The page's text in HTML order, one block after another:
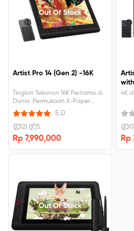
Out Of Stock
Artist Pro 14 (Gen 2) -16K
Tingkat Tekanan 16K Pertama di
Dunia. Permukaan X-Paper
Terbaik untuk Kreasi Imersif.
Bersertifikat TÜV SÜD, cahaya
biru redup, enak dilihat. Δ E＜2.2,
akurasi warna tinggi. 123% sRGB,
Resolusi FHD 1920×1200.
5.0
(2) 5
Rp 7,990,000
4K
Out Of Stock